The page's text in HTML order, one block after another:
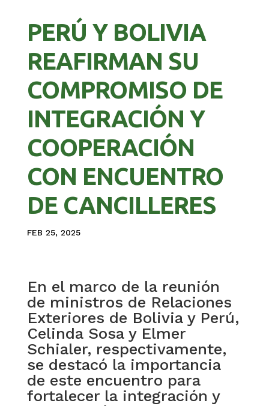
PERÚ Y BOLIVIA
REAFIRMAN SU
COMPROMISO DE
INTEGRACIÓN Y
COOPERACIÓN
CON ENCUENTRO
DE CANCILLERES
FEB 25, 2025
En el marco de la reunión
de ministros de Relaciones
Exteriores de Bolivia y Perú,
Celinda Sosa y Elmer
Schialer, respectivamente,
se destacó la importancia
de este encuentro para
fortalecer la integración y